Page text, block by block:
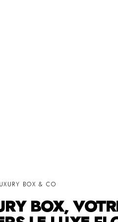
BOX & CO
BOX,